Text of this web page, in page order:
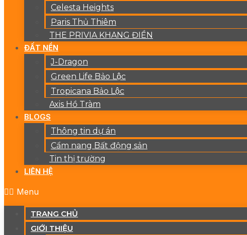
Celesta Heights
Paris Thủ Thiêm
THE PRIVIA KHANG ĐIỀN
ĐẤT NỀN
J-Dragon
Green Life Bảo Lộc
Tropicana Bảo Lộc
Axis Hồ Tràm
BLOGS
Thông tin dự án
Cẩm nang Bất động sản
Tin thị trường
LIÊN HỆ
Menu
TRANG CHỦ
GIỚI THIỆU